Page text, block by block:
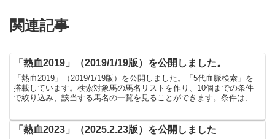
関連記事
「熱血2019」（2019/1/19版）を公開しました。
「熱血2019」（2019/1/19版）を公開しました。「5代血脈検索」を
搭載しています。検索対象馬の馬名リストを作り、10個までの条件
で絞り込み、該当する馬名の一覧を見ることができます。条件は、馬
「熱血2023」（2025.2.23版）を公開しました